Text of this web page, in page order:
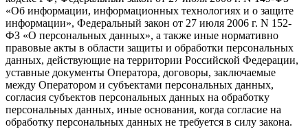
«Об информации, информационных технологиях и о защите
информации», Федеральный закон от 27 июля 2006 г. N 152-
ФЗ «О персональных данных», а также иные нормативно
правовые акты в области защиты и обработки персональных
данных, действующие на территории Российской Федерации,
уставные документы Оператора, договоры, заключаемые
между Оператором и субъектами персональных данных,
согласия субъектов персональных данных на обработку
персональных данных, иные основания, когда согласие на
обработку персональных данных не требуется в силу закона.